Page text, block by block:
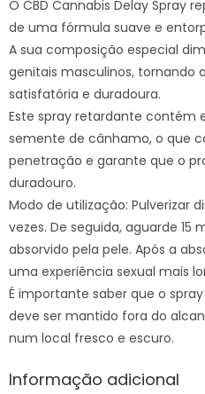
O CBD Cannabis Delay Spray
de uma fórmula suave e
A sua composição especial
genitais masculinos, tornando
satisfatória e duradoura.
Este spray retardante contém
semente de cânhamo, o que
penetração e garante que o
duradouro.
Modo de utilização: Pulverizar
vezes. De seguida, aguarde 15
absorvido pela pele. Após a
uma experiência sexual mais
É importante saber que o
deve ser mantido fora do
num local fresco e escuro.
Informação adicional